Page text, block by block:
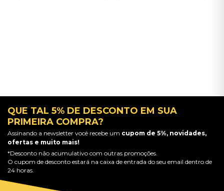
QUE TAL 5% DE DESCONTO EM SUA
PRIMEIRA COMPRA?
Assinando a newsletter você recebe um cupom de 5%, novidades,
ofertas e muito mais!
*Desconto não acumulativo com outras promoções.
O cupom de desconto estará na caixa de entrada do seu email dentro de
24 horas.